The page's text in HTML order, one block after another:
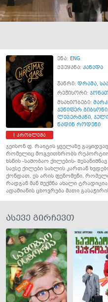
პრობლემა
ენა: ENG
ქვეყანა: კანადა
ჟანრი: დრამა,
რეჟისორი:
მსახიობები:
ჯენიფერ გიბსონი
ლევერმანი,
ნადინ როდენი
ჯეისონ ფ. რაიტის ყველაზე
რომელიც მოგვითხრობს
ხსნის -საშობაო ქილების-
სავსე ქილები სახლის კართან
ქონდათ. ეს არის ფენომენი,
რადგან მან შექმნა ახალი
ადამიანის ცხოვრება მათი
ასევე გირჩევთ